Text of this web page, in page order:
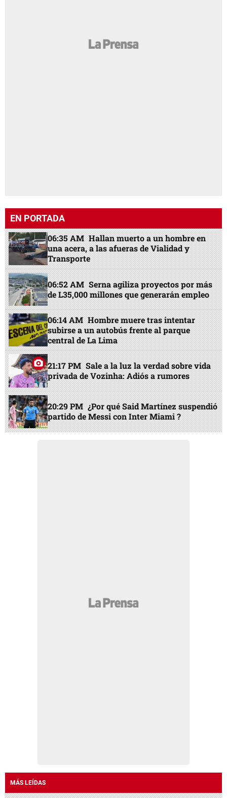
EN PORTADA
06:35 AM Hallan muerto a un hombre en
una acera, a las afueras de Vialidad y
Transporte
06:52 AM Serna agiliza proyectos por más
de L35,000 millones que generarán empleo
06:14 AM Hombre muere tras intentar
subirse a un autobús frente al parque
central de La Lima
21:17 PM Sale a la luz la verdad sobre vida
privada de Vozinha: Adiós a rumores
20:29 PM ¿Por qué Said Martínez suspendió
partido de Messi con Inter Miami ?
MÁS LEÍDAS